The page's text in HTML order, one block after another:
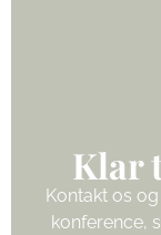
Klar
Kontakt os
konference,